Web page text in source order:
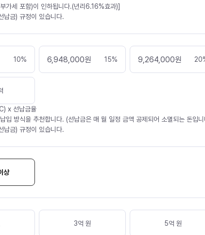
세 포함)이 인하됩니다.(년리6.16%효과)]
납금) 규정이 있습니다.
10% 6,948,000원 15% 9,264,000원 20
x 선납금율
입 방식을 추천합니다. (선납금은 매 월 일정 금액 공제되어 소멸되는 돈입
납금) 규정이 있습니다.
상
3억 원 5억 원